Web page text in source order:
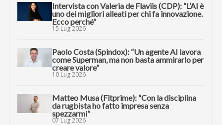
Intervista con Valeria de Flaviis (CDP): “L’AI è
uno dei migliori alleati per chi fa innovazione.
Ecco perché”
15 Lug 2026
Paolo Costa (Spindox): “Un agente AI lavora
come Superman, ma non basta ammirarlo per
creare valore”
10 Lug 2026
Matteo Musa (Fitprime): “Con la disciplina
da rugbista ho fatto impresa senza
spezzarmi”
07 Lug 2026